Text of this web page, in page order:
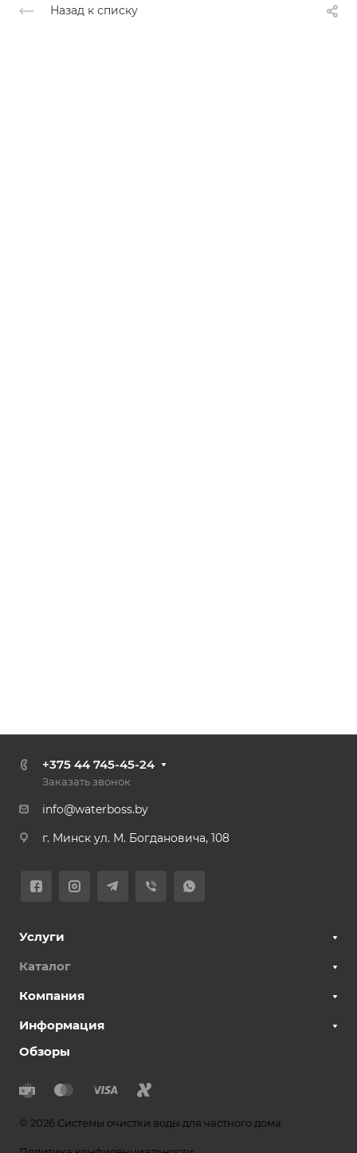
Назад к списку
+375 44 745-45-24
Заказать звонок
info@waterboss.by
г. Минск ул. М. Богдановича, 108
Услуги
Каталог
Компания
Информация
Обзоры
© 2026 Системы очистки воды для частного дома